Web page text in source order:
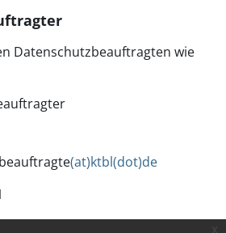
Datenschutzbeauftragten wie
(at)ktbl(dot)de